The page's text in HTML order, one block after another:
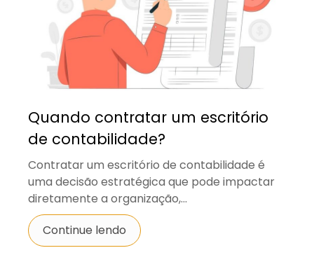
Quando contratar um escritório
de contabilidade?
Contratar um escritório de contabilidade é
uma decisão estratégica que pode impactar
diretamente a organização,...
Continue lendo